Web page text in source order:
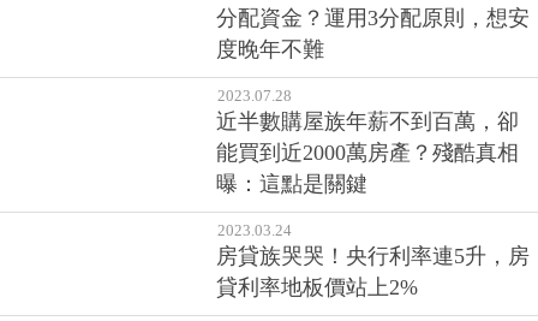
分配資金？運用3分配原則，想安
度晚年不難
2023.07.28
近半數購屋族年薪不到百萬，卻
能買到近2000萬房產？殘酷真相
曝：這點是關鍵
2023.03.24
房貸族哭哭！央行利率連5升，房
貸利率地板價站上2%